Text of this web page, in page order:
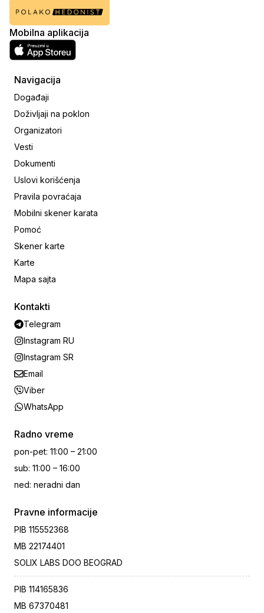
Mobilna aplikacija
Navigacija
Događaji
Doživljaji na poklon
Organizatori
Vesti
Dokumenti
Uslovi korišćenja
Pravila povraćaja
Mobilni skener karata
Pomoć
Skener karte
Karte
Mapa sajta
Kontakti
Telegram
Instagram RU
Instagram SR
Email
Viber
WhatsApp
Radno vreme
pon-pet: 11:00 – 21:00
sub: 11:00 – 16:00
ned: neradni dan
Pravne informacije
PIB 115552368
MB 22174401
SOLIX LABS DOO BEOGRAD
PIB 114165836
MB 67370481